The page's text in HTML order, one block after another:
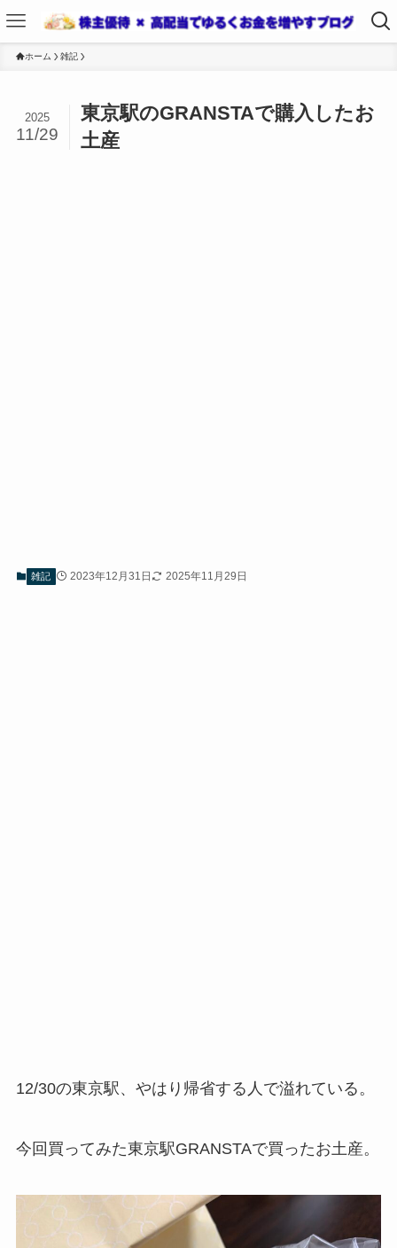
ホーム 雑記
東京駅のGRANSTAで購入したお
土産
2025
11/29
雑記 2023年12月31日 2025年11月29日
12/30の東京駅、やはり帰省する人で溢れている。
今回買ってみた東京駅GRANSTAで買ったお土産。